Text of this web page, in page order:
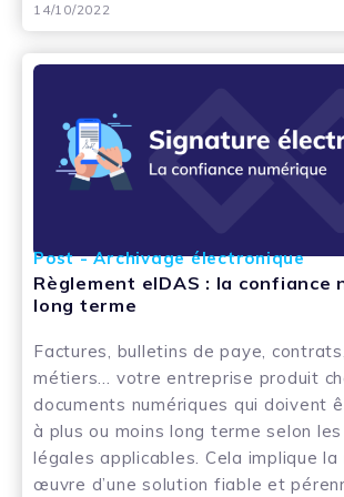
14/10/2022
Post - Archivage électronique
Règlement eIDAS : la confiance
long terme
Factures, bulletins de paye,
métiers… votre entreprise produit
documents numériques qui doivent
à plus ou moins long terme selon
légales applicables. Cela implique la
œuvre d’une solution fiable et